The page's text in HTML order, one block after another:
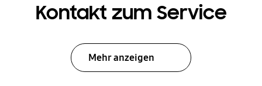
Kontakt zum Service
Mehr anzeigen